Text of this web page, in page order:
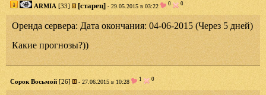
ARMIA [33] [старец] - 29.05.2015 в 03:22 0 0
Оренда сервера: Дата окончания: 04-06-2015 (Через 5 дней)
Какие прогнозы?))
Сорок Восьмой [26] - 27.06.2015 в 10:28 1 0